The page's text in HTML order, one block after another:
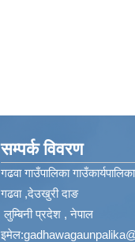
सम्पर्क विवरण
गढवा गाउँपालिका
गढवा ,देउखुरी दाङ
लुम्बिनी प्रदेश , नेपाल
इमेल: